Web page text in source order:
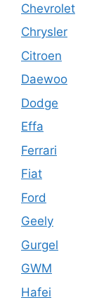
Chevrolet
Chrysler
Citroen
Daewoo
Dodge
Effa
Ferrari
Fiat
Ford
Geely
Gurgel
GWM
Hafei